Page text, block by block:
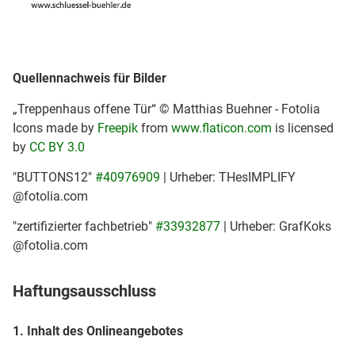
Quellennachweis für Bilder
„Treppenhaus offene Tür“ © Matthias Buehner - Fotolia
Icons made by Freepik from www.flaticon.com is licensed
by CC BY 3.0
"BUTTONS12" #40976909 | Urheber: THesIMPLIFY
@fotolia.com
"zertifizierter fachbetrieb" #33932877 | Urheber: GrafKoks
@fotolia.com
Haftungsausschluss
1. Inhalt des Onlineangebotes